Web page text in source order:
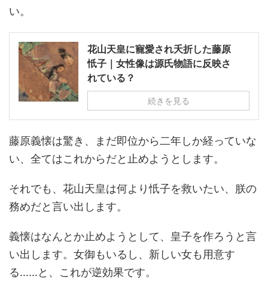
い。
花山天皇に寵愛され夭折した藤原
忯子｜女性像は源氏物語に反映さ
れている？
続きを見る
藤原義懐は驚き、まだ即位から二年しか経っていな
い、全てはこれからだと止めようとします。
それでも、花山天皇は何より忯子を救いたい、朕の
務めだと言い出します。
義懐はなんとか止めようとして、皇子を作ろうと言
い出します。女御もいるし、新しい女も用意す
る……と、これが逆効果です。